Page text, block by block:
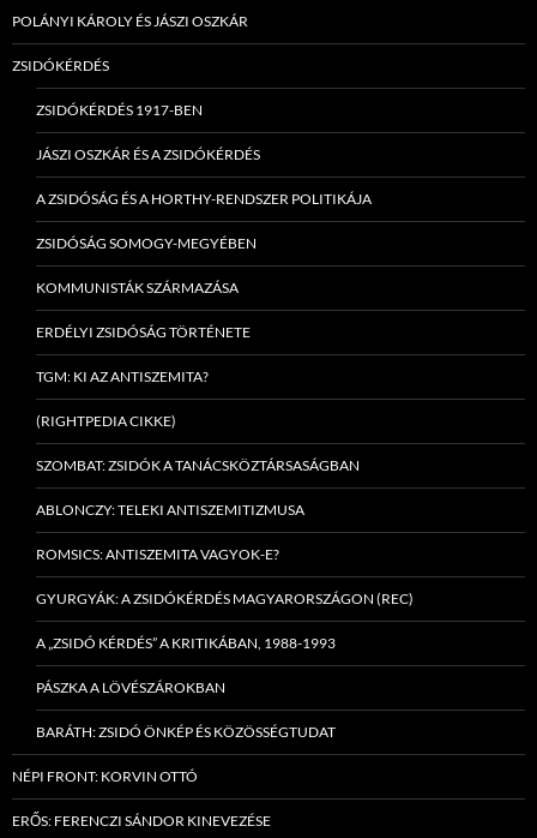
POLÁNYI KÁROLY ÉS JÁSZI OSZKÁR
ZSIDÓKÉRDÉS
ZSIDÓKÉRDÉS 1917-BEN
JÁSZI OSZKÁR ÉS A ZSIDÓKÉRDÉS
A ZSIDÓSÁG ÉS A HORTHY-RENDSZER POLITIKÁJA
ZSIDÓSÁG SOMOGY-MEGYÉBEN
KOMMUNISTÁK SZÁRMAZÁSA
ERDÉLYI ZSIDÓSÁG TÖRTÉNETE
TGM: KI AZ ANTISZEMITA?
(RIGHTPEDIA CIKKE)
SZOMBAT: ZSIDÓK A TANÁCSKÖZTÁRSASÁGBAN
ABLONCZY: TELEKI ANTISZEMITIZMUSA
ROMSICS: ANTISZEMITA VAGYOK-E?
GYURGYÁK: A ZSIDÓKÉRDÉS MAGYARORSZÁGON (REC)
A „ZSIDÓ KÉRDÉS” A KRITIKÁBAN, 1988-1993
PÁSZKA A LÖVÉSZÁROKBAN
BARÁTH: ZSIDÓ ÖNKÉP ÉS KÖZÖSSÉGTUDAT
NÉPI FRONT: KORVIN OTTÓ
ERŐS: FERENCZI SÁNDOR KINEVEZÉSE